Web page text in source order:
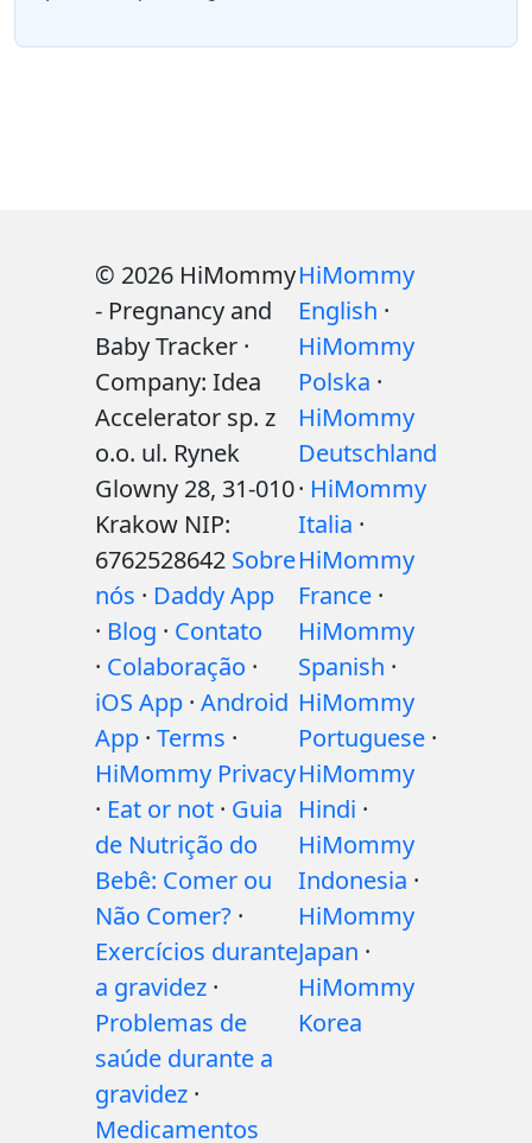
© 2026 HiMommy
- Pregnancy and
Baby Tracker ·
Company: Idea
Accelerator sp. z
o.o. ul. Rynek
Glowny 28, 31-010
Krakow NIP:
6762528642 Sobre
nós · Daddy App
· Blog · Contato
· Colaboração ·
iOS App · Android
App · Terms ·
HiMommy Privacy
· Eat or not · Guia
de Nutrição do
Bebê: Comer ou
Não Comer? ·
Exercícios durante
a gravidez ·
Problemas de
saúde durante a
gravidez ·
Medicamentos
HiMommy
English ·
HiMommy
Polska ·
HiMommy
Deutschland
· HiMommy
Italia ·
HiMommy
France ·
HiMommy
Spanish ·
HiMommy
Portuguese ·
HiMommy
Hindi ·
HiMommy
Indonesia ·
HiMommy
Japan ·
HiMommy
Korea